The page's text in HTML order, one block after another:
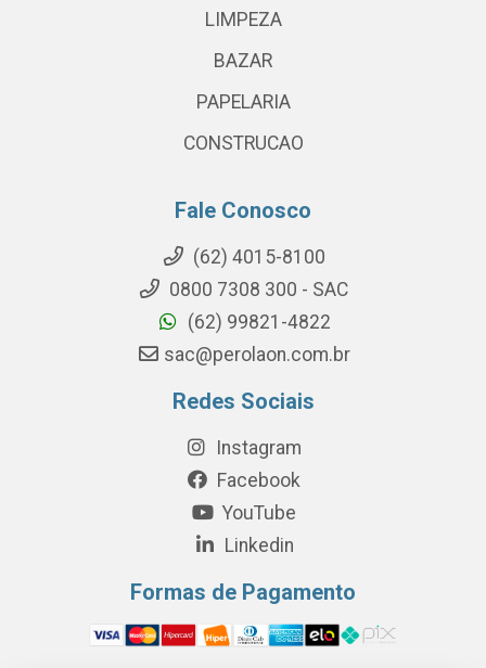
LIMPEZA
BAZAR
PAPELARIA
CONSTRUCAO
Fale Conosco
(62) 4015-8100
0800 7308 300 - SAC
(62) 99821-4822
sac@perolaon.com.br
Redes Sociais
Instagram
Facebook
YouTube
Linkedin
Formas de Pagamento